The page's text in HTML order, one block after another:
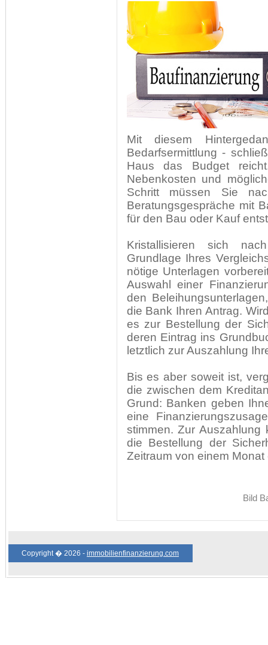
Mit diesem
Bedarfsermittlung -
Haus das Budget
Nebenkosten und
Schritt müssen Sie
Beratungsgespräche mit
für den Bau oder Kauf
Kristallisieren sich
Grundlage Ihres
nötige Unterlagen
Auswahl einer
den
die Bank Ihren Antrag.
es zur Bestellung der
deren Eintrag ins
letztlich zur Auszahlung
Bis es aber soweit ist,
die zwischen dem
Grund: Banken geben
eine
stimmen. Zur
die Bestellung der
Zeitraum von einem
Bild
Copyright � 2026 - immobilienfinanzierung.com